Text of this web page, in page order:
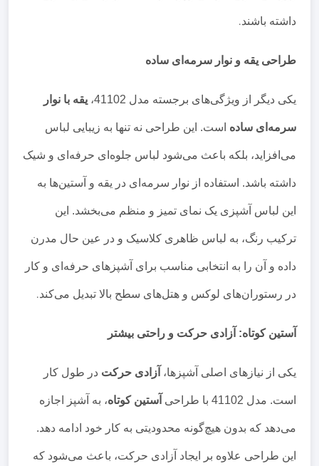
داشته باشند.
طراحی یقه و نوار سرمه‌ای ساده
یکی دیگر از ویژگی‌های برجسته مدل 41102، یقه با نوار
سرمه‌ای ساده است. این طراحی نه تنها به زیبایی لباس
می‌افزاید، بلکه باعث می‌شود لباس جلوه‌ای حرفه‌ای و شیک
داشته باشد. استفاده از نوار سرمه‌ای در یقه و آستین‌ها به
این لباس آشپزی یک نمای تمیز و منظم می‌بخشد. این
ترکیب رنگ، به لباس ظاهری کلاسیک و در عین حال مدرن
داده و آن را به انتخابی مناسب برای آشپزهای حرفه‌ای و کار
در رستوران‌های لوکس و هتل‌های سطح بالا تبدیل می‌کند.
آستین کوتاه: آزادی حرکت و راحتی بیشتر
یکی از نیازهای اصلی آشپزها، آزادی حرکت در طول کار
است. مدل 41102 با طراحی آستین کوتاه، به آشپز اجازه
می‌دهد که بدون هیچ‌گونه محدودیتی به کار خود ادامه دهد.
این طراحی علاوه بر ایجاد آزادی حرکت، باعث می‌شود که